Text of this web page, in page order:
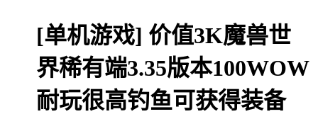
[单机游戏] 价值3K魔兽世
界稀有端3.35版本100WOW
耐玩很高钓鱼可获得装备